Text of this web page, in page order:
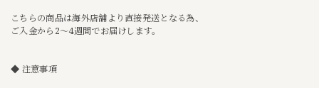
こちらの商品は海外店舗より直接発送となる為、
ご入金から2〜4週間でお届けします。
◆ 注意事項